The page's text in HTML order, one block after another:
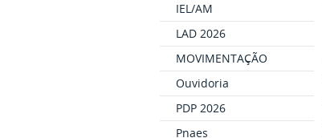
IEL/AM
LAD 2026
MOVIMENTAÇÃO
Ouvidoria
PDP 2026
Pnaes